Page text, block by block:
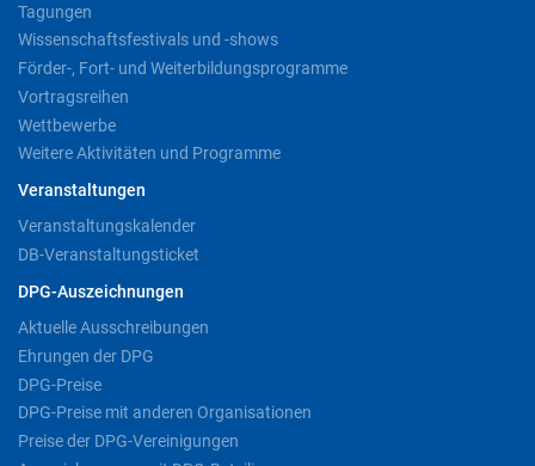
Tagungen
Wissenschaftsfestivals und -shows
Förder-, Fort- und Weiterbildungsprogramme
Vortragsreihen
Wettbewerbe
Weitere Aktivitäten und Programme
Veranstaltungen
Veranstaltungskalender
DB-Veranstaltungsticket
DPG-Auszeichnungen
Aktuelle Ausschreibungen
Ehrungen der DPG
DPG-Preise
DPG-Preise mit anderen Organisationen
Preise der DPG-Vereinigungen